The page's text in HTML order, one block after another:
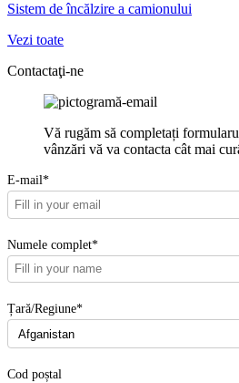
Sistem de încălzire a camionului
Vezi toate
Contactaţi-ne
Vă rugăm să completați
vânzări vă va contacta cât mai
E-mail*
Numele complet*
Țară/Regiune*
Cod poștal